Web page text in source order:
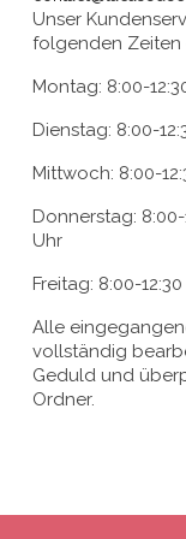
Unser
folgenden Zeiten
Montag: 8:00-
Dienstag: 8:00-
Mittwoch: 8:00-
Donnerstag: 8:00-
Uhr
Freitag: 8:00-
Alle
vollständig
Geduld und
Ordner.